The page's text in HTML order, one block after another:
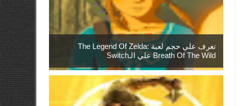
تعرف علي حجم لعبة The Legend Of Zelda:
Breath Of The Wild علي الـSwitch